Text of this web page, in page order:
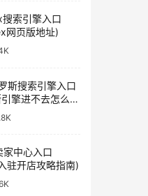
索引擎入口
网页版地址)
斯搜索引擎入口
擎进不去怎么
家中心入口
驻开店攻略指南)